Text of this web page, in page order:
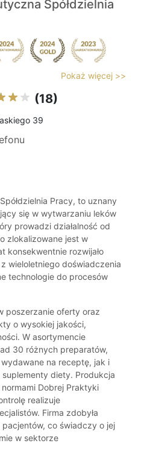
Spółdzielnia
Pokaż więcej >>
(18)
39
Pracy, to uznany
się w wytwarzaniu leków
prowadzi działalność od
zlokalizowane jest w
konsekwentnie rozwijało
wieloletniego doświadczenia
technologie do procesów
poszerzanie oferty oraz
o wysokiej jakości,
W asortymencie
30 różnych preparatów,
na receptę, jak i
diety. Produkcja
Dobrej Praktyki
realizuje
Firma zdobyła
co świadczy o jej
w sektorze